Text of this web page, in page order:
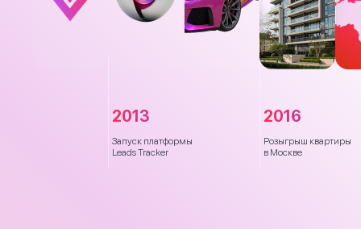
2013
Запуск платформы
Leads Tracker
2016
Розыгрыш квартиры
в Москве